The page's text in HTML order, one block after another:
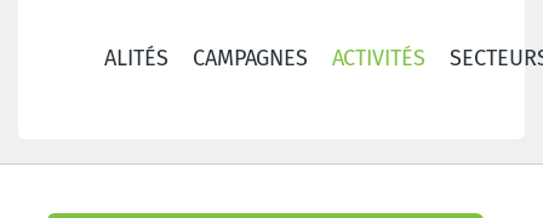
ACTUALITÉS CAMPAGNES ACTIVITÉS